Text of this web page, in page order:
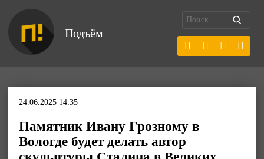
Подъём
24.06.2025 14:35
Памятник Ивану Грозному в
Вологде будет делать автор